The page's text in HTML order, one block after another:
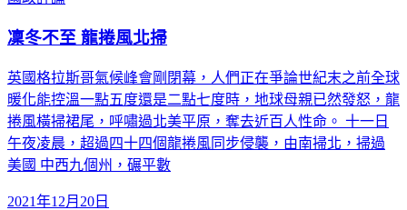
凜冬不至 龍捲風北掃
英國格拉斯哥氣候峰會剛閉幕，人們正在爭論世紀末之前全球
暖化能控溫一點五度還是二點七度時，地球母親已然發怒，龍
捲風橫掃裙尾，呼嘯過北美平原，奪去近百人性命。 十一日
午夜凌晨，超過四十四個龍捲風同步侵襲，由南掃北，掃過
美國 中西九個州，碾平數
2021年12月20日